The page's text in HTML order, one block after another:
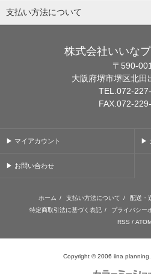
支払い方法について
株式会社いいな
〒590-
大阪府堺市堺区北田
TEL.072-
FAX.072-
▶ マイアカウント ▶
▶ お問い合わせ
ホーム / 支払い方法について / 配送・
特定商取引法に基づく表記 / プライバシー
RSS / ATOM
Copyright © 2006 iina